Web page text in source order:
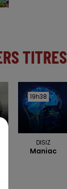
TITRES
19h38
19h38
DISIZ
Maniac